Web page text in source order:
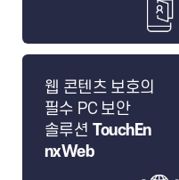
웹 콘텐츠 보호의
필수 PC 보안
솔루션 TouchEn
nxWeb